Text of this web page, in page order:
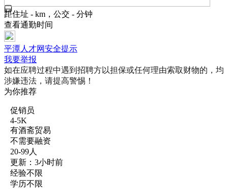
距住址 - km，公交 - 分钟
查看通勤时间
平潭人才网安全提示
我要举报
如在应聘过程中遇到招聘方以担保或任何理由索取财物的，均
涉嫌违法，请提高警惕！
为你推荐
促销员
4-5K
有酒斋贸易
不需要融资
20-99人
更新：3小时前
经验不限
学历不限